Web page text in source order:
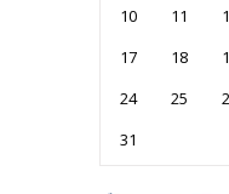
10
11
17
18
24
25
31